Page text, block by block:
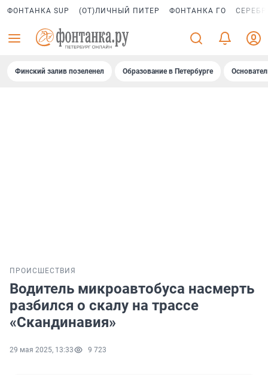
ФОНТАНКА SUP (ОТ)ЛИЧНЫЙ ПИТЕР ФОНТАНКА ГО
Финский залив позеленел Образование в Петербурге
ПРОИСШЕСТВИЯ
Водитель микроавтобуса насмерть
разбился о скалу на трассе
«Скандинавия»
29 мая 2025, 13:33 9 723